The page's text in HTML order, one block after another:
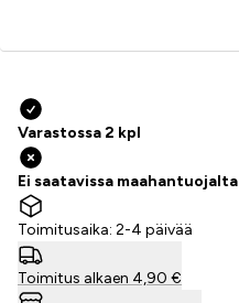
Varastossa 2 kpl
Ei saatavissa maahantuojalta
Toimitusaika: 2-4 päivää
Toimitus alkaen 4,90 €